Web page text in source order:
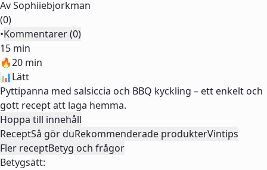
AvSophiiebjorkman
(0)
•Kommentarer (0)
15 min
🔥20 min
📊Lätt
Pyttipanna med salsiccia och BBQ kyckling – ett enkelt och
gott recept att laga hemma.
Hoppa till innehåll
ReceptSå gör duRekommenderade produkterVintips
Fler receptBetyg och frågor
Betygsätt: